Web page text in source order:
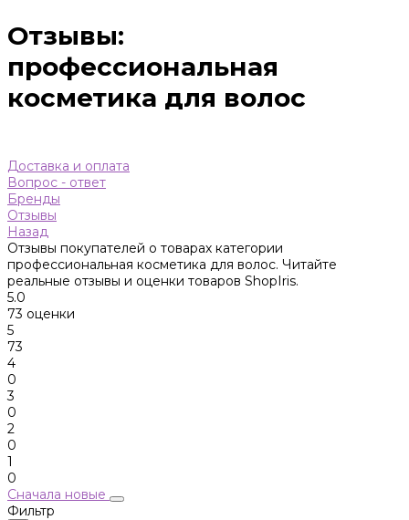
Отзывы:
профессиональная
косметика для волос
Доставка и оплата
Вопрос - ответ
Бренды
Отзывы
Назад
Отзывы покупателей о товарах категории
профессиональная косметика для волос. Читайте
реальные отзывы и оценки товаров ShopIris.
5.0
73 оценки
5
73
4
0
3
0
2
0
1
0
Сначала новые
Фильтр